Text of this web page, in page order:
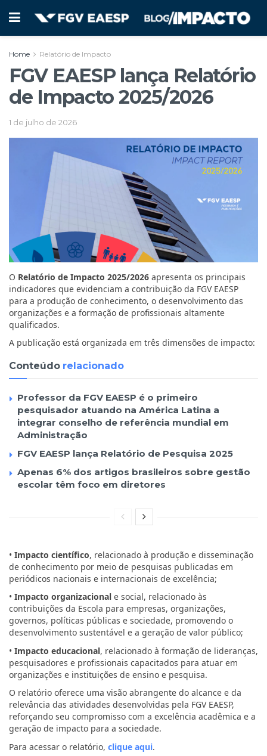
Home Relatório de Impacto
FGV EAESP lança Relatório
de Impacto 2025/2026
1 de julho de 2026
O Relatório de Impacto 2025/2026 apresenta os principais
indicadores que evidenciam a contribuição da FGV EAESP
para a produção de conhecimento, o desenvolvimento das
organizações e a formação de profissionais altamente
qualificados.
A publicação está organizada em três dimensões de impacto:
Conteúdo relacionado
Professor da FGV EAESP é o primeiro
pesquisador atuando na América Latina a
integrar conselho de referência mundial em
Administração
FGV EAESP lança Relatório de Pesquisa 2025
Apenas 6% dos artigos brasileiros sobre gestão
escolar têm foco em diretores
• Impacto científico, relacionado à produção e disseminação
de conhecimento por meio de pesquisas publicadas em
periódicos nacionais e internacionais de excelência;
• Impacto organizacional e social, relacionado às
contribuições da Escola para empresas, organizações,
governos, políticas públicas e sociedade, promovendo o
desenvolvimento sustentável e a geração de valor público;
• Impacto educacional, relacionado à formação de lideranças,
pesquisadores e profissionais capacitados para atuar em
organizações e instituições de ensino e pesquisa.
O relatório oferece uma visão abrangente do alcance e da
relevância das atividades desenvolvidas pela FGV EAESP,
reforçando seu compromisso com a excelência acadêmica e a
geração de impacto para a sociedade.
Para acessar o relatório, clique aqui.